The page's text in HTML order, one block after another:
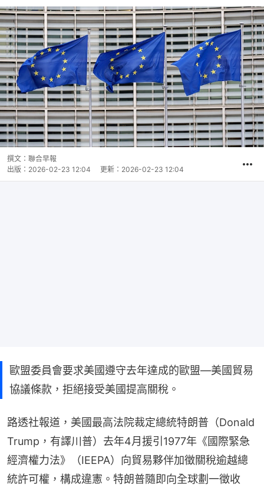
撰文： 聯合早報
出版： 2026-02-23 12:04 更新： 2026-02-23 12:04
歐盟委員會要求美國遵守去年達成的歐盟—美國貿易
協議條款，拒絕接受美國提高關稅。
路透社報道，美國最高法院裁定總統特朗普（Donald
Trump，有譯川普）去年4月援引1977年《國際緊急
經濟權力法》（IEEPA）向貿易夥伴加徵關稅逾越總
統許可權，構成違憲。特朗普隨即向全球劃一徵收